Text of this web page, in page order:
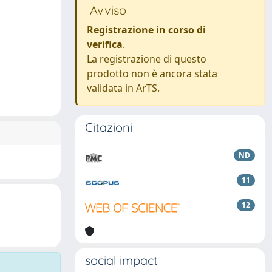
Avviso
Registrazione in corso di
verifica.
La registrazione di questo
prodotto non è ancora stata
validata in ArTS.
Citazioni
ND
11
12
social impact